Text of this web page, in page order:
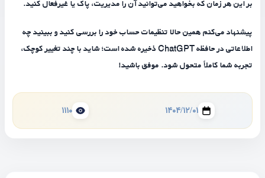
بر این هر زمان که بخواهید می‌توانید آن را مدیریت، پاک یا غیرفعال کنید.
پیشنهاد می‌کنم همین حالا تنظیمات حساب خود را بررسی کنید و ببینید چه
اطلاعاتی در حافظه ChatGPT ذخیره شده است؛ شاید با چند تغییر کوچک،
تجربه شما کاملاً متحول شود. موفق باشید!
1404/12/01
1110